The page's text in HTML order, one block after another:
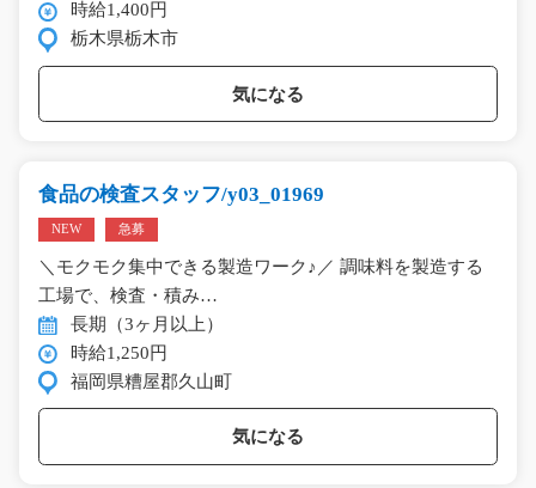
時給1,400円
栃木県栃木市
気になる
食品の検査スタッフ/y03_01969
NEW 急募
＼モクモク集中できる製造ワーク♪／ 調味料を製造する
工場で、検査・積み…
長期（3ヶ月以上）
時給1,250円
福岡県糟屋郡久山町
気になる